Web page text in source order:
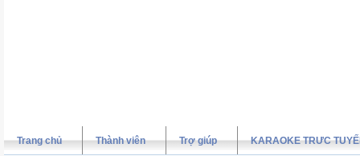
Trang chủ Thành viên Trợ giúp KARAOKE TRƯC